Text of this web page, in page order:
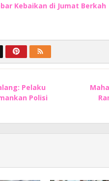
Kebaikan di Jumat Berkah
Pelaku
Polisi